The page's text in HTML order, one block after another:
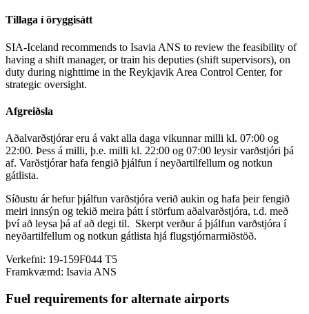
Tillaga í öryggisátt
SIA-Iceland recommends to Isavia ANS to review the feasibility of
having a shift manager, or train his deputies (shift supervisors), on
duty during nighttime in the Reykjavik Area Control Center, for
strategic oversight.
Afgreiðsla
Aðalvarðstjórar eru á vakt alla daga vikunnar milli kl. 07:00 og
22:00. Þess á milli, þ.e. milli kl. 22:00 og 07:00 leysir varðstjóri þá
af. Varðstjórar hafa fengið þjálfun í neyðartilfellum og notkun
gátlista.
Síðustu ár hefur þjálfun varðstjóra verið aukin og hafa þeir fengið
meiri innsýn og tekið meira þátt í störfum aðalvarðstjóra, t.d. með
því að leysa þá af að degi til. Skerpt verður á þjálfun varðstjóra í
neyðartilfellum og notkun gátlista hjá flugstjórnarmiðstöð.
Verkefni: 19-159F044 T5
Framkvæmd: Isavia ANS
Fuel requirements for alternate airports